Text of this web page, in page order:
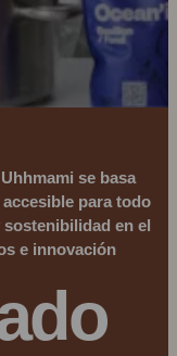
Uhhmami se basa
para todo
en el
e innovación